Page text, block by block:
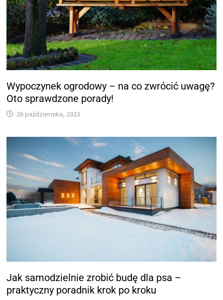
Wypoczynek ogrodowy – na co zwrócić uwagę?
Oto sprawdzone porady!
26 października, 2023
Jak samodzielnie zrobić budę dla psa –
praktyczny poradnik krok po kroku